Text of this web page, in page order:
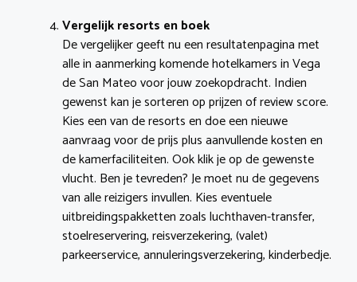
Vergelijk resorts en boek
De vergelijker geeft nu een resultatenpagina met
alle in aanmerking komende hotelkamers in Vega
de San Mateo voor jouw zoekopdracht. Indien
gewenst kan je sorteren op prijzen of review score.
Kies een van de resorts en doe een nieuwe
aanvraag voor de prijs plus aanvullende kosten en
de kamerfaciliteiten. Ook klik je op de gewenste
vlucht. Ben je tevreden? Je moet nu de gegevens
van alle reizigers invullen. Kies eventuele
uitbreidingspakketten zoals luchthaven-transfer,
stoelreservering, reisverzekering, (valet)
parkeerservice, annuleringsverzekering, kinderbedje.